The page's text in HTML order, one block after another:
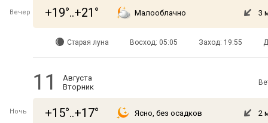
Вечер +19°..+21° Малооблачно 3
Старая луна Восход: 05:05 Заход: 19:55
11
Августа
Вторник
Ночь +15°..+17° Ясно, без осадков 2